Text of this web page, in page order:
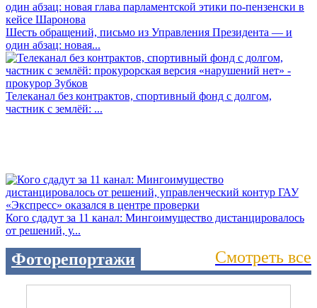
Шесть обращений, письмо из Управления Президента — и
один абзац: новая...
Телеканал без контрактов, спортивный фонд с долгом,
частник с землёй: ...
Кого сдадут за 11 канал: Мингоимущество дистанцировалось
от решений, у...
Фоторепортажи Смотреть все